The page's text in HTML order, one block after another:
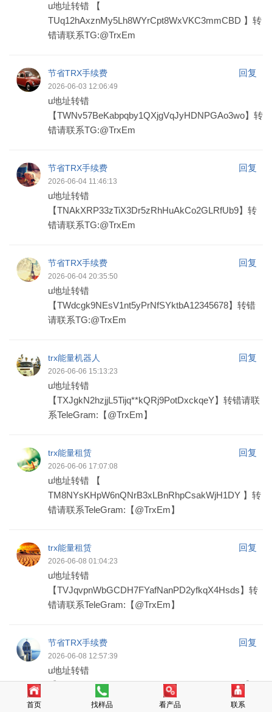
u地址转错 【
TUq12hAxznMy5Lh8WYrCpt8WxVKC3mmCBD 】转
错请联系TG:@TrxEm
节省TRX手续费 回复
2026-06-03 12:06:49
u地址转错
【TWNv57BeKabpqby1QXjgVqJyHDNPGAo3wo】转
错请联系TG:@TrxEm
节省TRX手续费 回复
2026-06-04 11:46:13
u地址转错
【TNAkXRP33zTiX3Dr5zRhHuAkCo2GLRfUb9】转
错请联系TG:@TrxEm
节省TRX手续费 回复
2026-06-04 20:35:50
u地址转错
【TWdcgk9NEsV1nt5yPrNfSYktbA12345678】转错
请联系TG:@TrxEm
trx能量机器人 回复
2026-06-06 15:13:23
u地址转错
【TXJgkN2hzjjL5Tijq**kQRj9PotDxckqeY】转错请联
系TeleGram:【@TrxEm】
trx能量租赁 回复
2026-06-06 17:07:08
u地址转错 【
TM8NYsKHpW6nQNrB3xLBnRhpCsakWjH1DY 】转
错请联系TeleGram:【@TrxEm】
trx能量租赁 回复
2026-06-08 01:04:23
u地址转错
【TVJqvpnWbGCDH7FYafNanPD2yfkqX4Hsds】转
错请联系TeleGram:【@TrxEm】
节省TRX手续费 回复
2026-06-08 12:57:39
u地址转错
【TQxC7D4HEP44iB2C8bNZFWk4RiNXDLdRvx】
转错请联系TeleGram:【@TrxEm】
首页 找样品 看产品 联系